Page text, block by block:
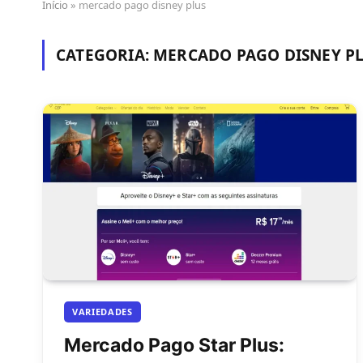
Início » mercado pago disney plus
CATEGORIA: MERCADO PAGO DISNEY
VARIEDADES
Mercado Pago Star Plus: